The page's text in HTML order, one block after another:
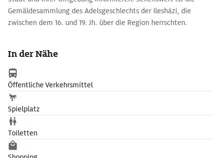
Gemäldesammlung des Adelsgeschlechts der Ilesházi, die
zwischen dem 16. und 19. Jh. über die Region herrschten.
In der Nähe
Öffentliche Verkehrsmittel
Spielplatz
Toiletten